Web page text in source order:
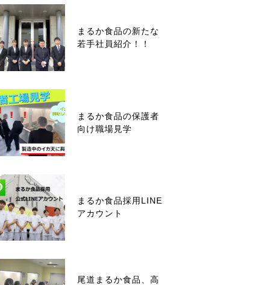
まるか食品の新たな
若手社員紹介！！
まるか食品の保護者
向け職場見学
まるか食品採用LINE
アカウント
尾道まるか食品、高